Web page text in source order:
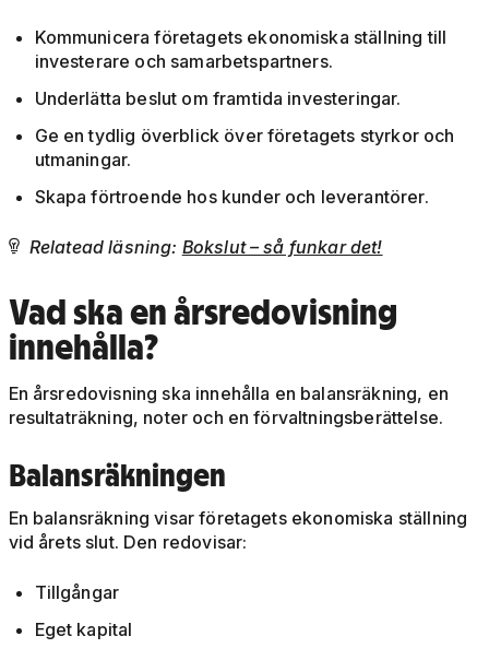
Kommunicera företagets ekonomiska ställning till
investerare och samarbetspartners.
Underlätta beslut om framtida investeringar.
Ge en tydlig överblick över företagets styrkor och
utmaningar.
Skapa förtroende hos kunder och leverantörer.
 Relatead läsning: Bokslut – så funkar det!
Vad ska en årsredovisning
innehålla?
En årsredovisning ska innehålla en balansräkning, en
resultaträkning, noter och en förvaltningsberättelse.
Balansräkningen
En balansräkning visar företagets ekonomiska ställning
vid årets slut. Den redovisar:
Tillgångar
Eget kapital